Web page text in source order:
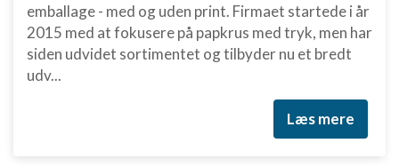
emballage - med og uden print. Firmaet startede i år
2015 med at fokusere på papkrus med tryk, men har
siden udvidet sortimentet og tilbyder nu et bredt
udv...
Læs mere